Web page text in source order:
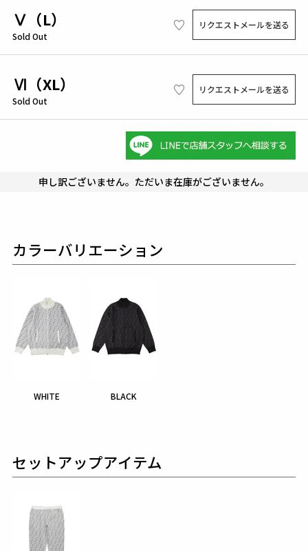
Ⅴ（L）
Sold Out
リクエストメールを送る
Ⅵ（XL）
Sold Out
リクエストメールを送る
申し訳ございません。ただいま在庫がございません。
カラーバリエーション
WHITE BLACK
セットアップアイテム